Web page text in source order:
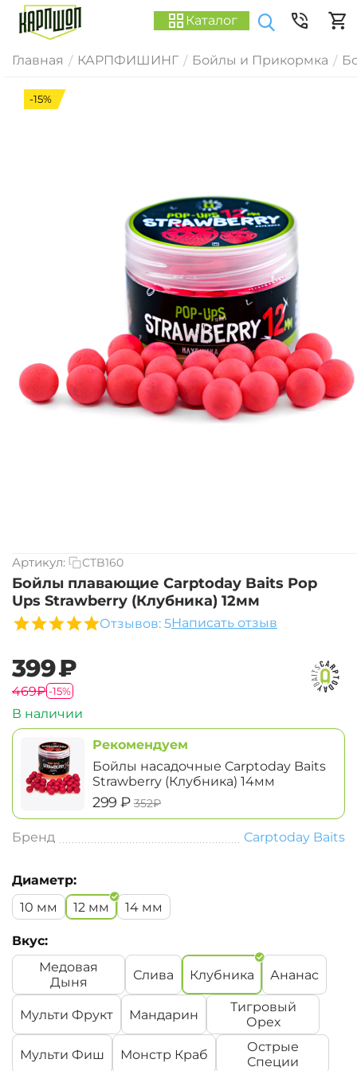
Каталог
Главная / КАРПФИШИНГ / Бойлы и Прикормка /
-15%
Артикул: CTB160
Бойлы плавающие Carptoday Baits Pop
Ups Strawberry (Клубника) 12мм
Отзывов: 5Написать отзыв
‍399‍₽
‍469‍₽-15%
В наличии
Рекомендуем
Бойлы насадочные Carptoday Baits
Strawberry (Клубника) 14мм
‍299‍ ₽ ‍352‍₽
Бренд Carptoday Baits
Диаметр:
10 мм
12 мм 14 мм
Вкус:
Медовая
Дыня
Слива Клубника Ананас
Мульти Фрукт Мандарин
Тигровый
Орех
Мульти Фиш Монстр Краб
Острые
Специи